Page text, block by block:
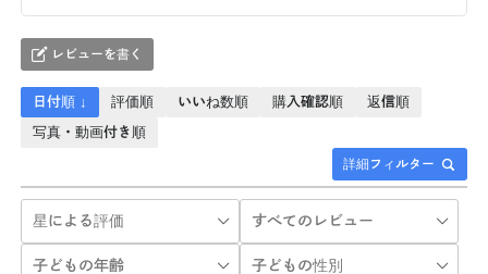
レビューを書く
詳細フィルター
日付順 ↓ 評価順 いいね数順 購入確認順 返信順
写真・動画付き順